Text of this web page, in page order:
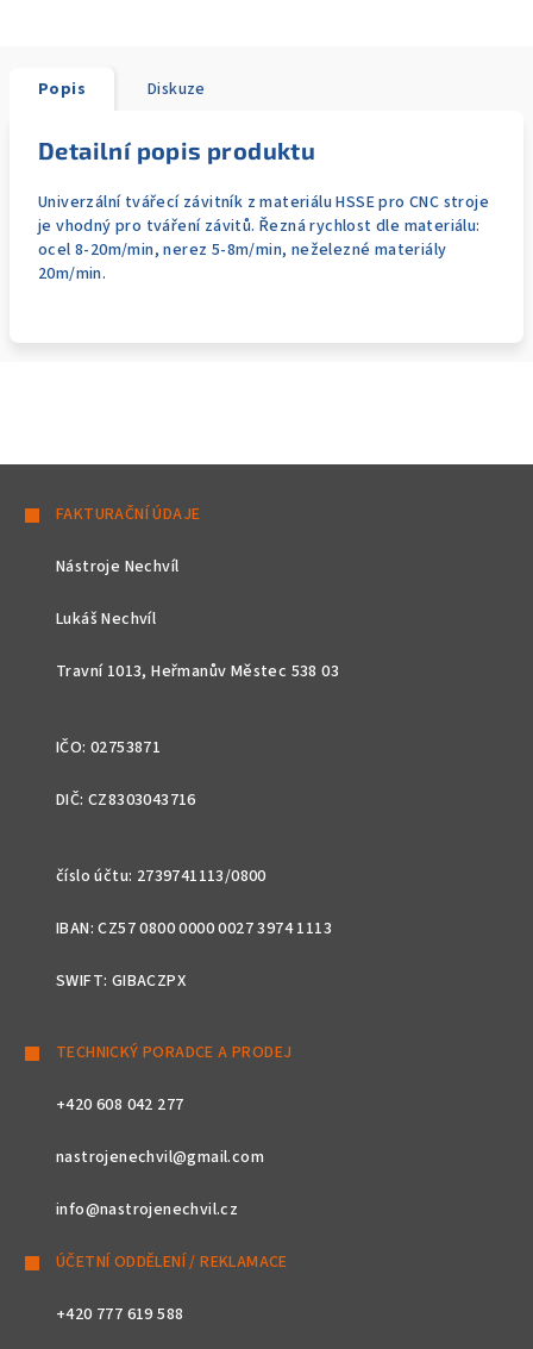
Popis Diskuze
Detailní popis produktu
Univerzální tvářecí závitník z materiálu HSSE pro CNC stroje
je vhodný pro tváření závitů. Řezná rychlost dle materiálu:
ocel 8-20m/min, nerez 5-8m/min, neželezné materiály
20m/min.
FAKTURAČNÍ ÚDAJE
Nástroje Nechvíl
Lukáš Nechvíl
Travní 1013, Heřmanův Městec 538 03
IČO: 02753871
DIČ: CZ8303043716
číslo účtu: 2739741113/0800
IBAN: CZ57 0800 0000 0027 3974 1113
SWIFT: GIBACZPX
TECHNICKÝ PORADCE A PRODEJ
+420 608 042 277
nastrojenechvil@gmail.com
info@nastrojenechvil.cz
ÚČETNÍ ODDĚLENÍ / REKLAMACE
+420 777 619 588